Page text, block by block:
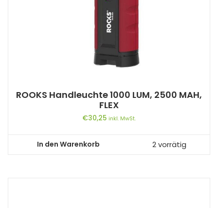
ROOKS Handleuchte 1000 LUM, 2500 MAH,
FLEX
€30,25 inkl. MwSt.
In den Warenkorb 2 vorrätig